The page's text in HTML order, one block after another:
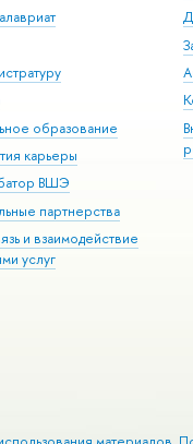
образование
карьеры
ВШЭ
партнерства
и взаимодействие
услуг